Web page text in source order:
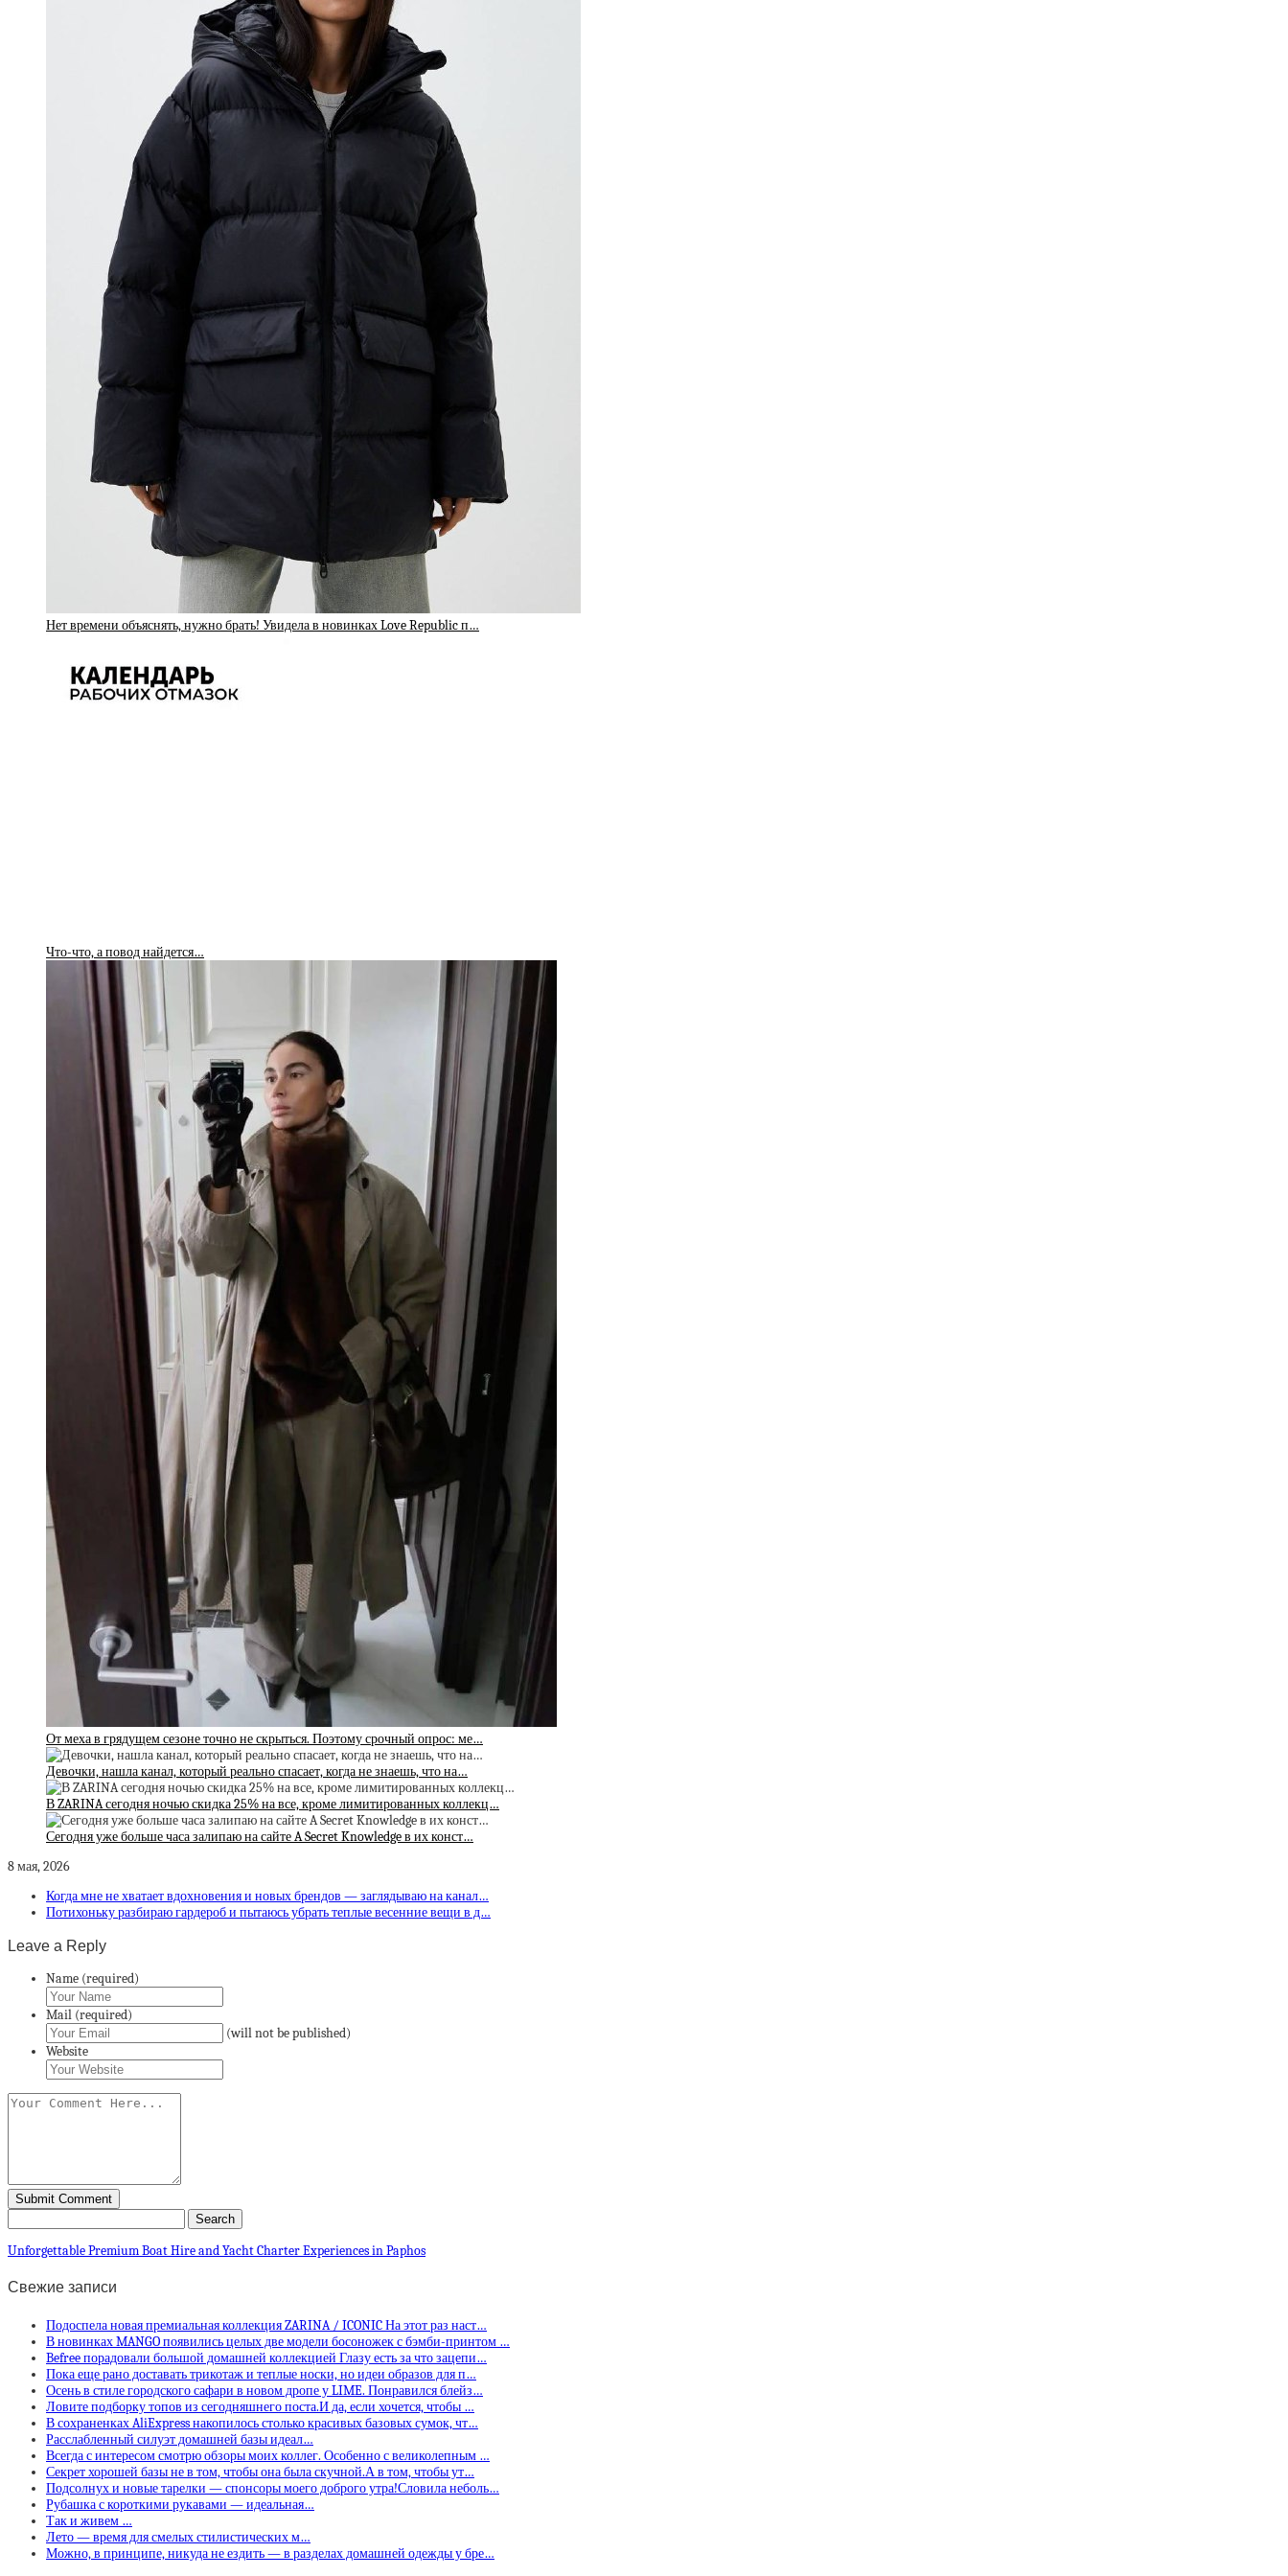
Нет времени объяснять, нужно брать! Увидела в новинках Love Republic п…
Что-что, а повод найдется…
От меха в грядущем сезоне точно не скрыться. Поэтому срочный опрос: ме…
Девочки, нашла канал, который реально спасает, когда не знаешь, что на…
В ZARINA сегодня ночью скидка 25% на все, кроме лимитированных коллекц…
Сегодня уже больше часа залипаю на сайте A Secret Knowledge в их конст…
8 мая, 2026
Когда мне не хватает вдохновения и новых брендов — заглядываю на канал…
Потихоньку разбираю гардероб и пытаюсь убрать теплые весенние вещи в д…
Leave a Reply
Name (required)
Mail (required)
(will not be published)
Website
Unforgettable Premium Boat Hire and Yacht Charter Experiences in Paphos
Свежие записи
Подоспела новая премиальная коллекция ZARINA / ICONIC На этот раз наст…
В новинках MANGO появились целых две модели босоножек с бэмби-принтом …
Befree порадовали большой домашней коллекцией Глазу есть за что зацепи…
Пока еще рано доставать трикотаж и теплые носки, но идеи образов для п…
Осень в стиле городского сафари в новом дропе у LIME. Понравился блейз…
Ловите подборку топов из сегодняшнего поста.И да, если хочется, чтобы …
В сохраненках AliExpress накопилось столько красивых базовых сумок, чт…
Расслабленный силуэт домашней базы идеал…
Всегда с интересом смотрю обзоры моих коллег. Особенно с великолепным …
Секрет хорошей базы не в том, чтобы она была скучной.А в том, чтобы ут…
Подсолнух и новые тарелки — спонсоры моего доброго утра!Словила неболь…
Рубашка с короткими рукавами — идеальная…
Так и живем …
Лето — время для смелых стилистических м…
Можно, в принципе, никуда не ездить — в разделах домашней одежды у бре…